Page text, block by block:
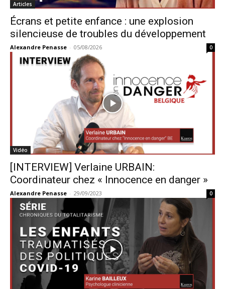
Articles
Écrans et petite enfance : une explosion
silencieuse de troubles du développement
Alexandre Penasse - 05/08/2026 0
Vidéo
[INTERVIEW] Verlaine URBAIN:
Coordinateur chez « Innocence en danger »
Alexandre Penasse - 29/09/2023 0